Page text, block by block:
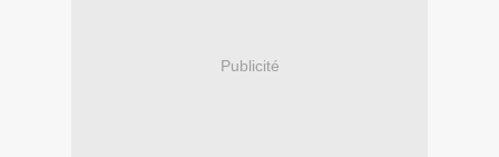
Publicité